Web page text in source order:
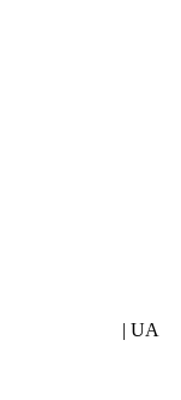
| UA